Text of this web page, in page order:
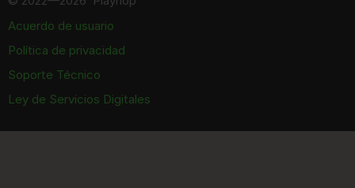
Acuerdo de usuario
Política de privacidad
Soporte Técnico
Ley de Servicios Digitales